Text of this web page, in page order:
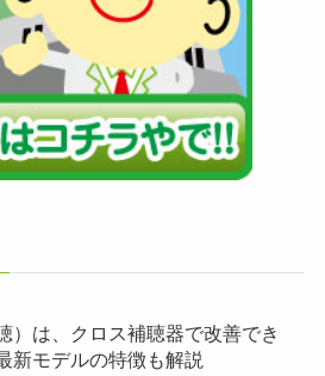
）は、クロス補聴器で改善でき
新モデルの特徴も解説